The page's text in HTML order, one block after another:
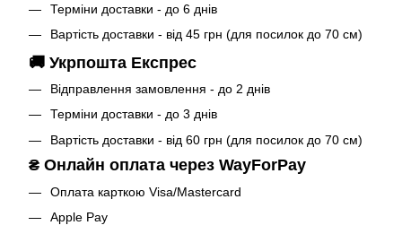
Терміни доставки - до 6 днів
Вартість доставки - від 45 грн (для посилок до 70 см)
🚚 Укрпошта Експрес
Відправлення замовлення - до 2 днів
Терміни доставки - до 3 днів
Вартість доставки - від 60 грн (для посилок до 70 см)
₴ Онлайн оплата через WayForPay
Оплата карткою Visa/Mastercard
Apple Pay